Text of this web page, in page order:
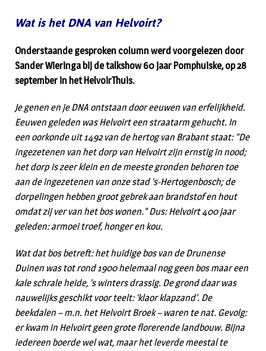
Wat is het DNA van Helvoirt?
Onderstaande gesproken column werd voorgelezen door
Sander Wieringa bij de talkshow 60 jaar Pomphuiske, op 28
september in het HelvoirThuis.
Je genen en je DNA ontstaan door eeuwen van erfelijkheid.
Eeuwen geleden was Helvoirt een straatarm gehucht. In
een oorkonde uit 1492 van de hertog van Brabant staat: “De
ingezetenen van het dorp van Helvoirt zijn ernstig in nood;
het dorp is zeer klein en de meeste gronden behoren toe
aan de ingezetenen van onze stad ‘s-Hertogenbosch; de
dorpelingen hebben groot gebrek aan brandstof en hout
omdat zij ver van het bos wonen.” Dus: Helvoirt 400 jaar
geleden: armoei troef, honger en kou.
Wat dat bos betreft: het huidige bos van de Drunense
Duinen was tot rond 1900 helemaal nog geen bos maar een
kale schrale heide, ’s winters drassig. De grond daar was
nauwelijks geschikt voor teelt: ‘klaor klapzand’. De
beekdalen – m.n. het Helvoirt Broek – waren te nat. Gevolg:
er kwam in Helvoirt geen grote florerende landbouw. Bijna
iedereen boerde wel wat, maar het leverde meestal te